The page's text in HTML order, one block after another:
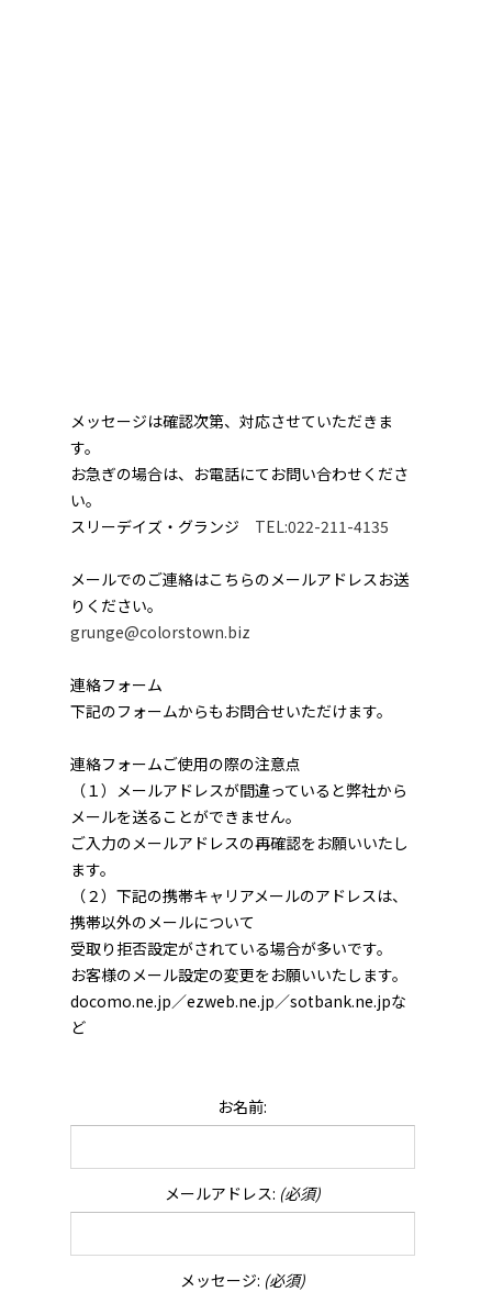
メッセージは確認次第、対応させていただきま
す。
お急ぎの場合は、お電話にてお問い合わせくださ
い。
スリーデイズ・グランジ TEL:022-211-4135
メールでのご連絡はこちらのメールアドレスお送
りください。
grunge@colorstown.biz
連絡フォーム
下記のフォームからもお問合せいただけます。
連絡フォームご使用の際の注意点
（１）メールアドレスが間違っていると弊社から
メールを送ることができません。
ご入力のメールアドレスの再確認をお願いいたし
ます。
（２）下記の携帯キャリアメールのアドレスは、
携帯以外のメールについて
受取り拒否設定がされている場合が多いです。
お客様のメール設定の変更をお願いいたします。
docomo.ne.jp／ezweb.ne.jp／sotbank.ne.jpな
ど
お名前:
メールアドレス: (必須)
メッセージ: (必須)